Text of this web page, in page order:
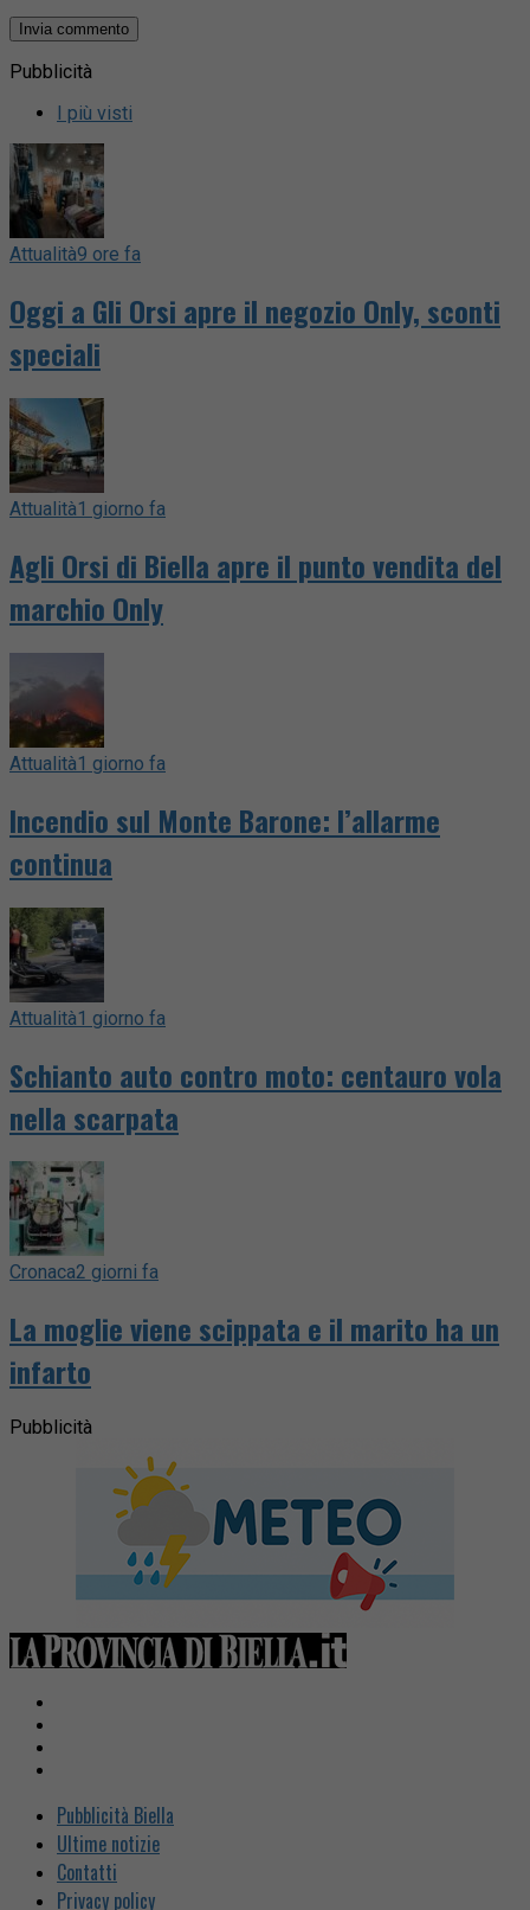
Pubblicità
I più visti
Attualità9 ore fa
Oggi a Gli Orsi apre il negozio Only, sconti
speciali
Attualità1 giorno fa
Agli Orsi di Biella apre il punto vendita del
marchio Only
Attualità1 giorno fa
Incendio sul Monte Barone: l’allarme
continua
Attualità1 giorno fa
Schianto auto contro moto: centauro vola
nella scarpata
Cronaca2 giorni fa
La moglie viene scippata e il marito ha un
infarto
Pubblicità
Pubblicità Biella
Ultime notizie
Contatti
Privacy policy